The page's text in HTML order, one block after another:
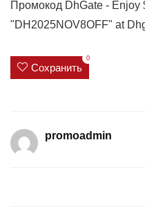
Промокод DhGate - Enjoy
"DH2025NOV8OFF" at
Сохранить
0
promoadmin